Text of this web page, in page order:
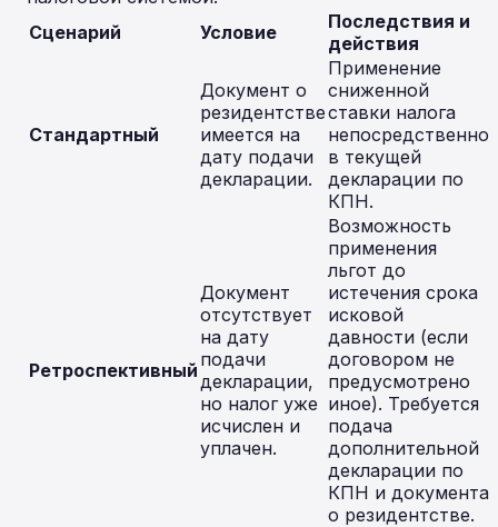
Сценарий
Условие
Последствия и
действия
Стандартный
Документ о
резидентстве
имеется на
дату подачи
декларации.
Применение
сниженной
ставки налога
непосредственно
в текущей
декларации по
КПН.
Ретроспективный
Документ
отсутствует
на дату
подачи
декларации,
но налог уже
исчислен и
уплачен.
Возможность
применения
льгот до
истечения срока
исковой
давности (если
договором не
предусмотрено
иное). Требуется
подача
дополнительной
декларации по
КПН и документа
о резидентстве.